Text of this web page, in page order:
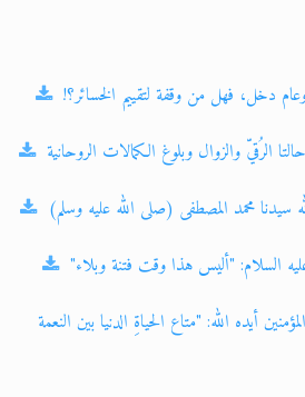
دخل، فهل من وقفة لتقييم الخسائر؟!
الرُقيّ والزوال وبلوغ الكمالات الروحانية
محمد المصطفى (صلى الله عليه وسلم)
السلام: "أليس هذا وقت فتنة وبلاء"
أيده الله: "متاع الحياةِ الدنيا بين النعمة